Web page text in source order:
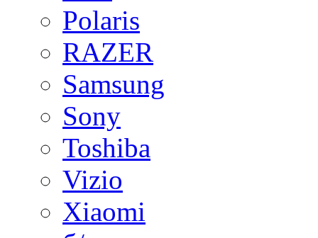
Polaris
RAZER
Samsung
Sony
Toshiba
Vizio
Xiaomi